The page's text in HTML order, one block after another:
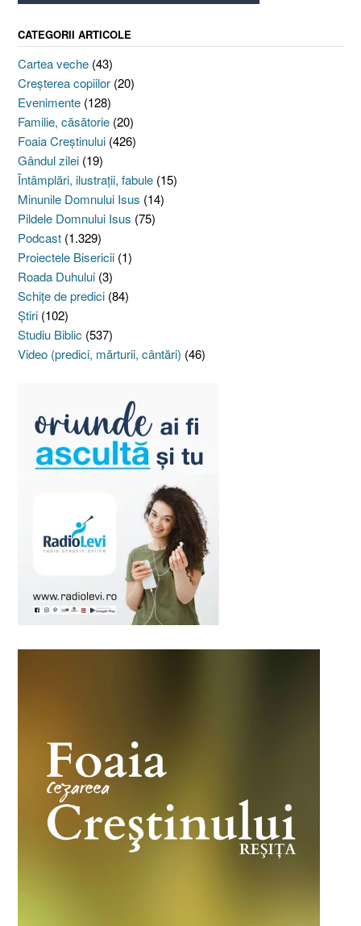
CATEGORII ARTICOLE
Cartea veche (43)
Creşterea copiilor (20)
Evenimente (128)
Familie, căsătorie (20)
Foaia Creştinului (426)
Gândul zilei (19)
Întâmplări, ilustraţii, fabule (15)
Minunile Domnului Isus (14)
Pildele Domnului Isus (75)
Podcast (1.329)
Proiectele Bisericii (1)
Roada Duhului (3)
Schiţe de predici (84)
Ştiri (102)
Studiu Biblic (537)
Video (predici, mărturii, cântări) (46)